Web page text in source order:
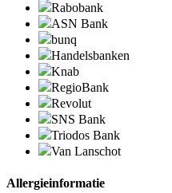
Rabobank
ASN Bank
bunq
Handelsbanken
Knab
RegioBank
Revolut
SNS Bank
Triodos Bank
Van Lanschot
Allergieinformatie